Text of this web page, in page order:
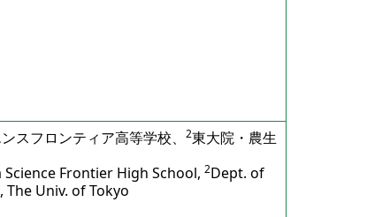
スフロンティア高等学校、 2東大院・農生
Science Frontier High School, 2Dept. of
The Univ. of Tokyo